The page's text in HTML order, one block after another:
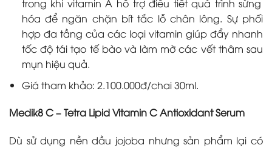
trong khi vitamin A hỗ trợ điều tiết quá trình sừng
hóa để ngăn chặn bít tắc lỗ chân lông. Sự phối
hợp đa tầng của các loại vitamin giúp đẩy nhanh
tốc độ tái tạo tế bào và làm mờ các vết thâm sau
mụn hiệu quả.
Giá tham khảo: 2.100.000đ/chai 30ml.
Medik8 C – Tetra Lipid Vitamin C Antioxidant Serum
Dù sử dụng nền dầu jojoba nhưng sản phẩm lại có